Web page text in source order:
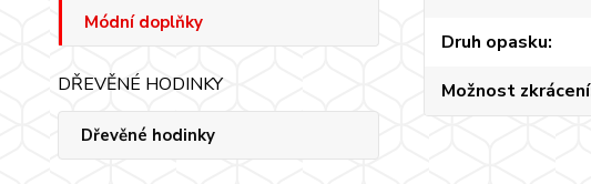
Módní doplňky
DŘEVĚNÉ HODINKY
Dřevěné hodinky
Druh opasku
Možnost zkrácení